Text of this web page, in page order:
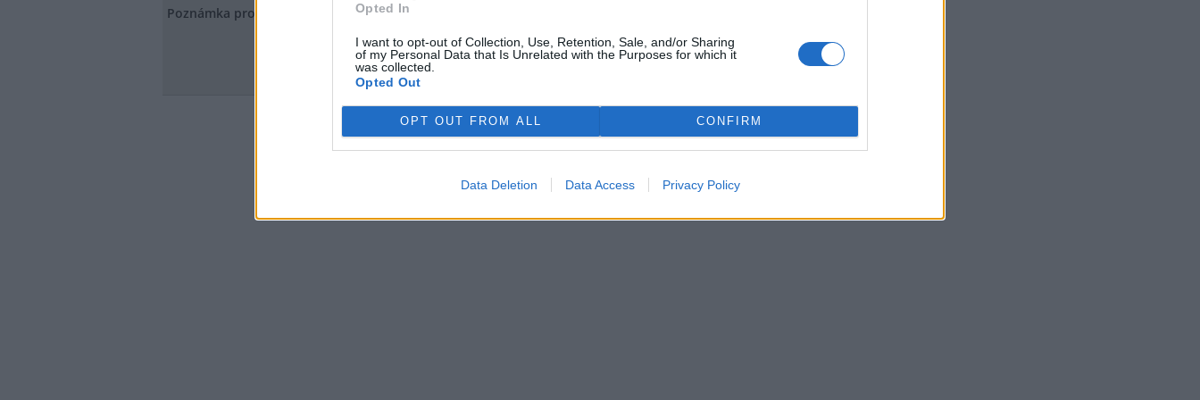
Opted In
I want to opt-out of Collection, Use, Retention, Sale, and/or Sharing
of my Personal Data that Is Unrelated with the Purposes for which it
was collected.
Opted Out
OPT OUT FROM ALL CONFIRM
Data Deletion Data Access Privacy Policy
Poznámka pro redakci
Vzkaz redaktorovi - v textu názoru se neobjeví